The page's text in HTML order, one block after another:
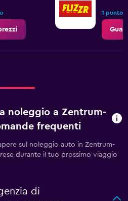
1 punto
noleggio a Zentrum-
frequenti
sul noleggio auto in Zentrum-
durante il tuo prossimo viaggio
di